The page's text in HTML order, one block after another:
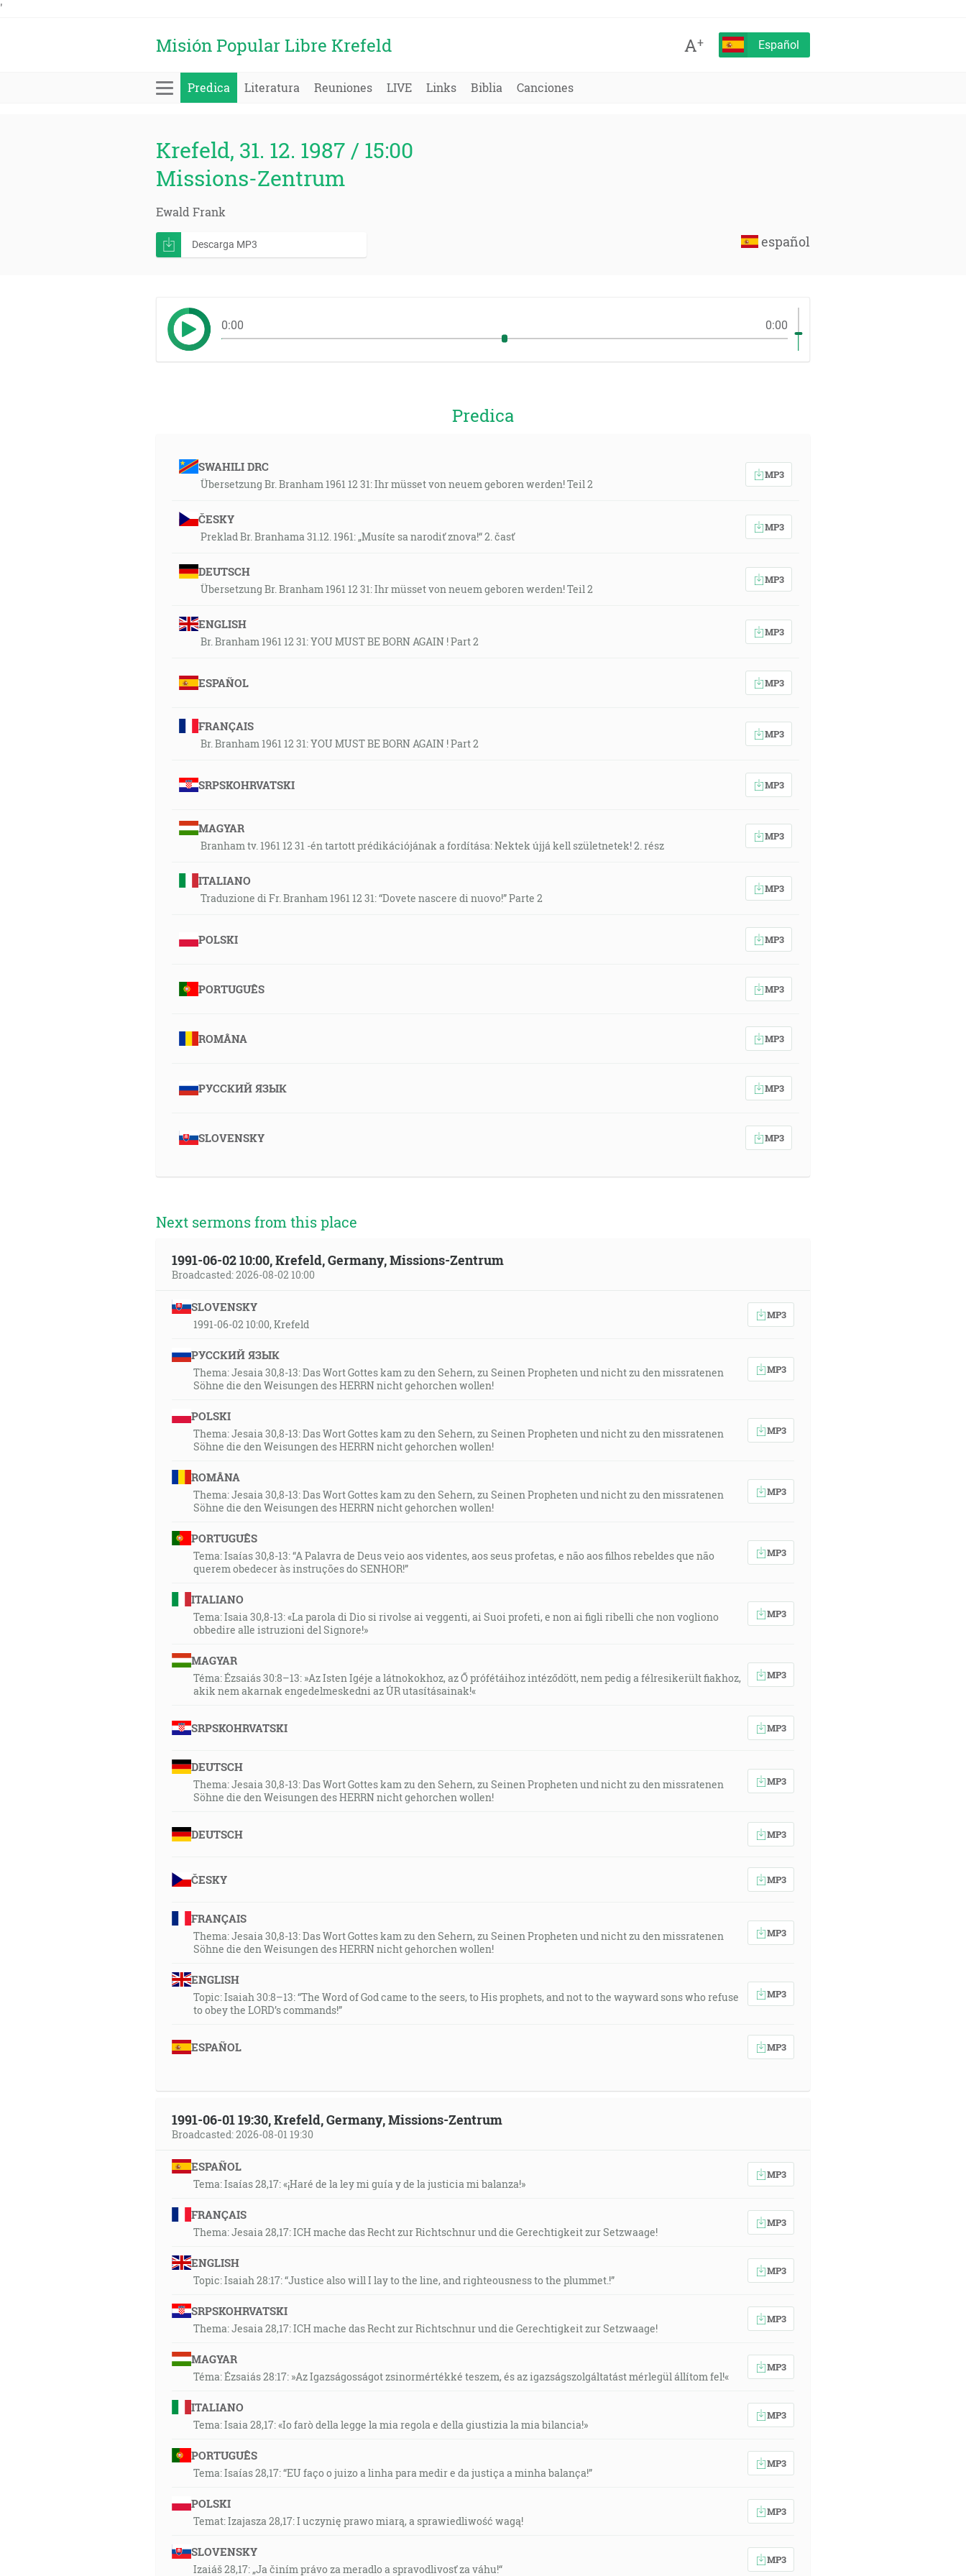
'
Misión Popular Libre Krefeld A+ Español
Predica Literatura Reuniones LIVE Links Biblia Canciones
Krefeld, 31. 12. 1987 / 15:00
Missions-Zentrum
Ewald Frank
español
Descarga MP3
0:00 0:00
Predica
SWAHILI DRC
Übersetzung Br. Branham 1961 12 31: Ihr müsset von neuem geboren werden! Teil 2
MP3
ČESKY
Preklad Br. Branhama 31.12. 1961: „Musíte sa narodiť znova!“ 2. časť
MP3
DEUTSCH
Übersetzung Br. Branham 1961 12 31: Ihr müsset von neuem geboren werden! Teil 2
MP3
ENGLISH
Br. Branham 1961 12 31: YOU MUST BE BORN AGAIN ! Part 2
MP3
ESPAÑOL MP3
FRANÇAIS
Br. Branham 1961 12 31: YOU MUST BE BORN AGAIN ! Part 2
MP3
SRPSKOHRVATSKI MP3
MAGYAR
Branham tv. 1961 12 31 -én tartott prédikációjának a fordítása: Nektek újjá kell születnetek! 2. rész
MP3
ITALIANO
Traduzione di Fr. Branham 1961 12 31: “Dovete nascere di nuovo!” Parte 2
MP3
POLSKI MP3
PORTUGUÊS MP3
ROMÂNA MP3
РУССКИЙ ЯЗЫК MP3
SLOVENSKY MP3
Next sermons from this place
1991-06-02 10:00, Krefeld, Germany, Missions-Zentrum
Broadcasted: 2026-08-02 10:00
SLOVENSKY
1991-06-02 10:00, Krefeld
MP3
РУССКИЙ ЯЗЫК
Thema: Jesaia 30,8-13: Das Wort Gottes kam zu den Sehern, zu Seinen Propheten und nicht zu den missratenen
Söhne die den Weisungen des HERRN nicht gehorchen wollen!
MP3
POLSKI
Thema: Jesaia 30,8-13: Das Wort Gottes kam zu den Sehern, zu Seinen Propheten und nicht zu den missratenen
Söhne die den Weisungen des HERRN nicht gehorchen wollen!
MP3
ROMÂNA
Thema: Jesaia 30,8-13: Das Wort Gottes kam zu den Sehern, zu Seinen Propheten und nicht zu den missratenen
Söhne die den Weisungen des HERRN nicht gehorchen wollen!
MP3
PORTUGUÊS
Tema: Isaías 30,8-13: “A Palavra de Deus veio aos videntes, aos seus profetas, e não aos filhos rebeldes que não
querem obedecer às instruções do SENHOR!”
MP3
ITALIANO
Tema: Isaia 30,8-13: «La parola di Dio si rivolse ai veggenti, ai Suoi profeti, e non ai figli ribelli che non vogliono
obbedire alle istruzioni del Signore!»
MP3
MAGYAR
Téma: Ézsaiás 30:8–13: »Az Isten Igéje a látnokokhoz, az Ő prófétáihoz intéződött, nem pedig a félresikerült fiakhoz,
akik nem akarnak engedelmeskedni az ÚR utasításainak!«
MP3
SRPSKOHRVATSKI MP3
DEUTSCH
Thema: Jesaia 30,8-13: Das Wort Gottes kam zu den Sehern, zu Seinen Propheten und nicht zu den missratenen
Söhne die den Weisungen des HERRN nicht gehorchen wollen!
MP3
DEUTSCH MP3
ČESKY MP3
FRANÇAIS
Thema: Jesaia 30,8-13: Das Wort Gottes kam zu den Sehern, zu Seinen Propheten und nicht zu den missratenen
Söhne die den Weisungen des HERRN nicht gehorchen wollen!
MP3
ENGLISH
Topic: Isaiah 30:8–13: “The Word of God came to the seers, to His prophets, and not to the wayward sons who refuse
to obey the LORD’s commands!”
MP3
ESPAÑOL MP3
1991-06-01 19:30, Krefeld, Germany, Missions-Zentrum
Broadcasted: 2026-08-01 19:30
ESPAÑOL
Tema: Isaías 28,17: «¡Haré de la ley mi guía y de la justicia mi balanza!»
MP3
FRANÇAIS
Thema: Jesaia 28,17: ICH mache das Recht zur Richtschnur und die Gerechtigkeit zur Setzwaage!
MP3
ENGLISH
Topic: Isaiah 28:17: “Justice also will I lay to the line, and righteousness to the plummet.!”
MP3
SRPSKOHRVATSKI
Thema: Jesaia 28,17: ICH mache das Recht zur Richtschnur und die Gerechtigkeit zur Setzwaage!
MP3
MAGYAR
Téma: Ézsaiás 28:17: »Az Igazságosságot zsinormértékké teszem, és az igazságszolgáltatást mérlegül állítom fel!«
MP3
ITALIANO
Tema: Isaia 28,17: «Io farò della legge la mia regola e della giustizia la mia bilancia!»
MP3
PORTUGUÊS
Tema: Isaías 28,17: “EU faço o juizo a linha para medir e da justiça a minha balança!”
MP3
POLSKI
Temat: Izajasza 28,17: I uczynię prawo miarą, a sprawiedliwość wagą!
MP3
SLOVENSKY
Izaiáš 28,17: „Ja činím právo za meradlo a spravodlivosť za váhu!“
MP3